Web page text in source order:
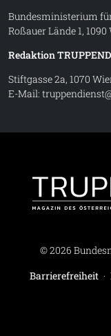
Bundesministerium
Roßauer Lände 1, 1090
Redaktion
Stiftgasse 2a, 1070
E-Mail:
© 2026
Barrierefreiheit ·